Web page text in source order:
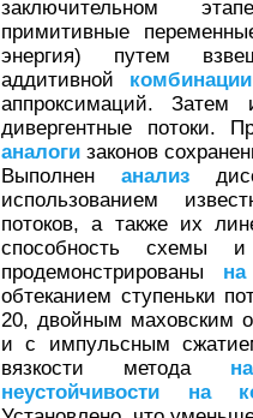
заключительном
примитивные
энергия) путем
аддитивной комбинации
аппроксимаций.
дивергентные потоки.
аналоги законов
Выполнен анализ
использованием
потоков, а также их
способность схемы
продемонстрированы на
обтеканием ступеньки
20, двойным маховским
и с импульсным
вязкости метода на
неустойчивости
на